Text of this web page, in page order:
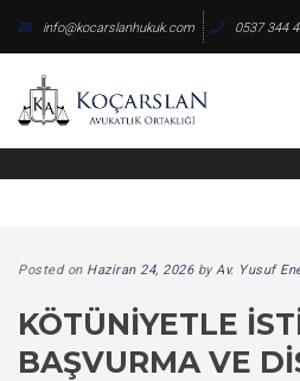
content
info@kocarslanhukuk.com 0537 344
Posted on Haziran 24, 2026byAv. Yusuf
KÖTÜNIYETLE
BAŞVURMA VE